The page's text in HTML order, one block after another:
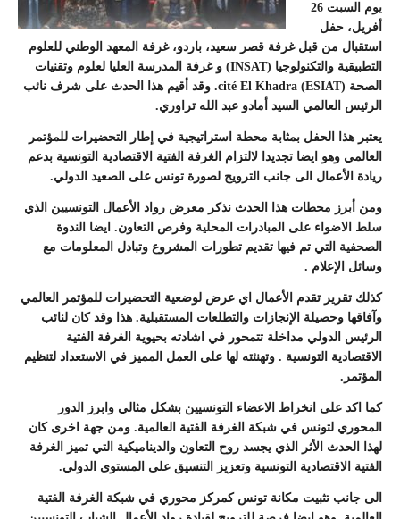
يوم السبت 26
أفريل، حفل
استقبال من قبل غرفة قصر سعيد، باردو، غرفة المعهد الوطني للعلوم
التطبيقية والتكنولوجيا (INSAT) و غرفة المدرسة العليا لعلوم وتقنيات
الصحة (ESIAT) cité El Khadra. وقد أقيم هذا الحدث على شرف نائب
الرئيس العالمي السيد أمادو عبد الله تراوري.
يعتبر هذا الحفل بمثابة محطة استراتيجية في إطار التحضيرات للمؤتمر
العالمي وهو ايضا تجديدا لالتزام الغرفة الفتية الاقتصادية التونسية بدعم
ريادة الأعمال الى جانب الترويج لصورة تونس على الصعيد الدولي.
ومن أبرز محطات هذا الحدث نذكر معرض رواد الأعمال التونسيين الذي
سلط الاضواء على المبادرات المحلية وفرص التعاون. ايضا الندوة
الصحفية التي تم فيها تقديم تطورات المشروع وتبادل المعلومات مع
وسائل الإعلام .
كذلك تقرير تقدم الأعمال اي عرض لوضعية التحضيرات للمؤتمر العالمي
وآفاقها وحصيلة الإنجازات والتطلعات المستقبلية. هذا وقد كان لنائب
الرئيس الدولي مداخلة تتمحور في اشادته بحيوية الغرفة الفتية
الاقتصادية التونسية . وتهنئته لها على العمل المميز في الاستعداد لتنظيم
المؤتمر.
كما اكد على انخراط الاعضاء التونسيين بشكل مثالي وابرز الدور
المحوري لتونس في شبكة الغرفة الفتية العالمية. ومن جهة اخرى كان
لهذا الحدث الأثر الذي يجسد روح التعاون والديناميكية التي تميز الغرفة
الفتية الاقتصادية التونسية وتعزيز التنسيق على المستوى الدولي.
الى جانب تثبيت مكانة تونس كمركز محوري في شبكة الغرفة الفتية